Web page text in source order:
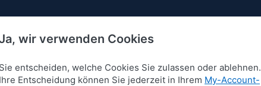
wir verwenden Cookies
entscheiden, welche Cookies Sie zulassen oder ablehnen.
Entscheidung können Sie jederzeit in Ihrem My-Account-